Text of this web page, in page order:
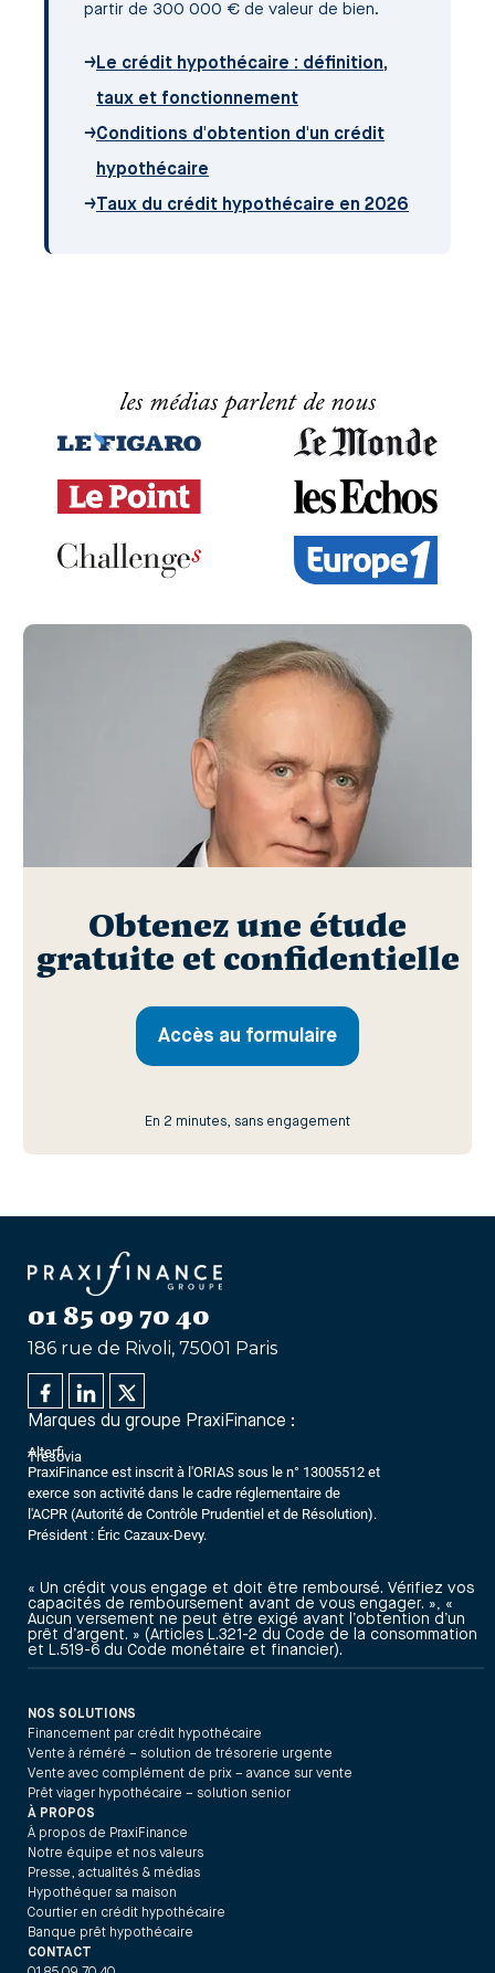
partir de 300 000 € de valeur de bien.
→Le crédit hypothécaire : définition,
taux et fonctionnement
→Conditions d'obtention d'un crédit
hypothécaire
→ Taux du crédit hypothécaire en 2026
les médias parlent de nous
Obtenez une étude
gratuite et confidentielle
Accès au formulaire
En 2 minutes, sans engagement
01 85 09 70 40
186 rue de Rivoli, 75001 Paris
Marques du groupe PraxiFinance :
Alterfi
Trésovia
PraxiFinance est inscrit à l'ORIAS sous le n° 13005512 et
exerce son activité dans le cadre réglementaire de
l'ACPR (Autorité de Contrôle Prudentiel et de Résolution).
Président : Éric Cazaux-Devy.
« Un crédit vous engage et doit être remboursé. Vérifiez vos
capacités de remboursement avant de vous engager. », «
Aucun versement ne peut être exigé avant l’obtention d’un
prêt d’argent. » (Articles L.321-2 du Code de la consommation
et L.519-6 du Code monétaire et financier).
NOS SOLUTIONS
Financement par crédit hypothécaire
Vente à réméré – solution de trésorerie urgente
Vente avec complément de prix – avance sur vente
Prêt viager hypothécaire – solution senior
À PROPOS
À propos de PraxiFinance
Notre équipe et nos valeurs
Presse, actualités & médias
Hypothéquer sa maison
Courtier en crédit hypothécaire
Banque prêt hypothécaire
CONTACT